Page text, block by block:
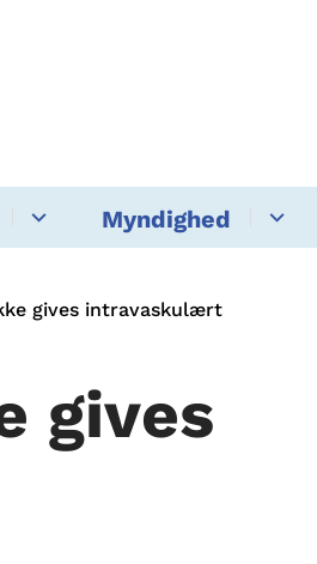
Myndighed
gives intravaskulært
gives